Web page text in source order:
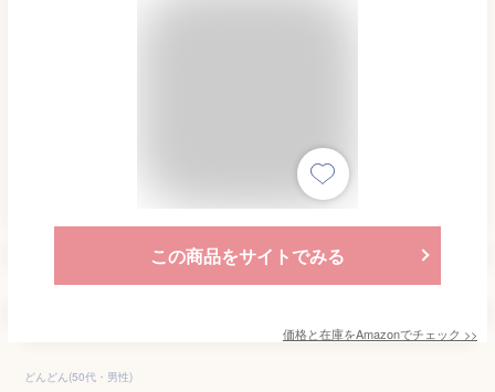
この商品をサイトでみる
価格と在庫をAmazonでチェック >>
どんどん(50代・男性)